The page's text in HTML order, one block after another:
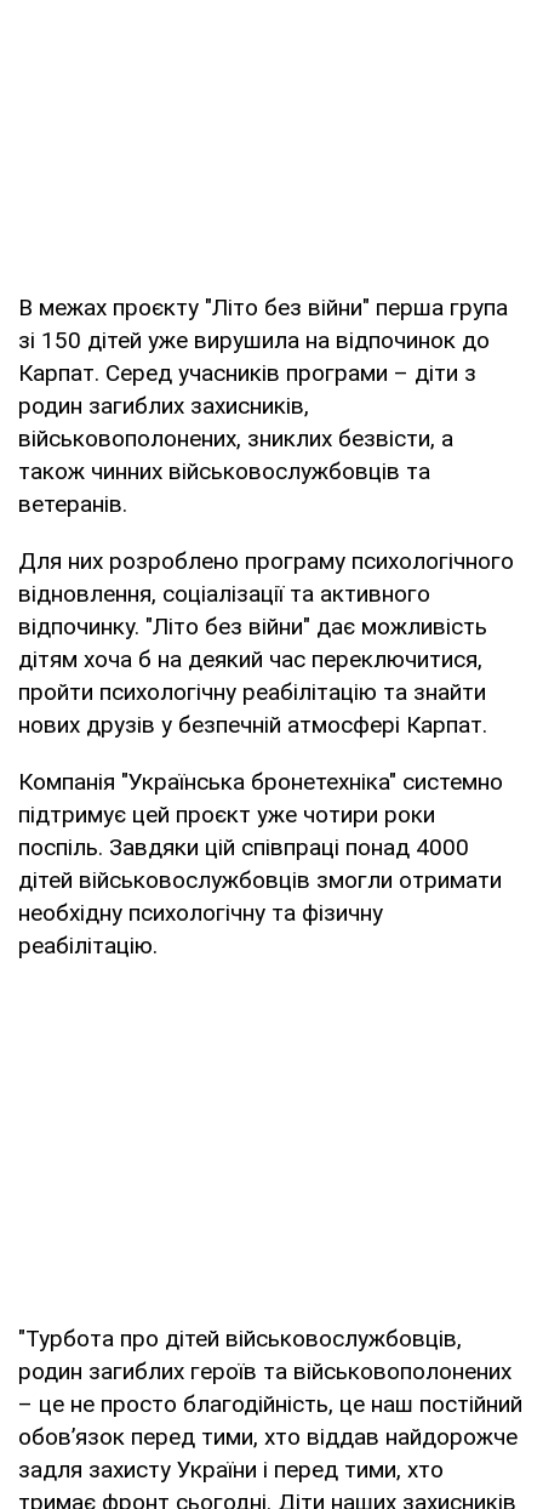
В межах проєкту "Літо без війни" перша група
зі 150 дітей уже вирушила на відпочинок до
Карпат. Серед учасників програми – діти з
родин загиблих захисників,
військовополонених, зниклих безвісти, а
також чинних військовослужбовців та
ветеранів.
Для них розроблено програму психологічного
відновлення, соціалізації та активного
відпочинку. "Літо без війни" дає можливість
дітям хоча б на деякий час переключитися,
пройти психологічну реабілітацію та знайти
нових друзів у безпечній атмосфері Карпат.
Компанія "Українська бронетехніка" системно
підтримує цей проєкт уже чотири роки
поспіль. Завдяки цій співпраці понад 4000
дітей військовослужбовців змогли отримати
необхідну психологічну та фізичну
реабілітацію.
"Турбота про дітей військовослужбовців,
родин загиблих героїв та військовополонених
– це не просто благодійність, це наш постійний
обов’язок перед тими, хто віддав найдорожче
задля захисту України і перед тими, хто
тримає фронт сьогодні. Діти наших захисників